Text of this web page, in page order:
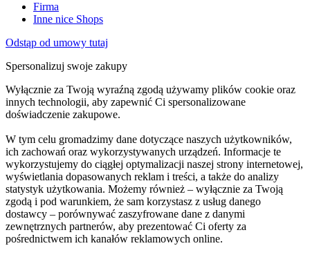
Firma
Inne nice Shops
Odstąp od umowy tutaj
Spersonalizuj swoje zakupy
Wyłącznie za Twoją wyraźną zgodą używamy plików cookie oraz
innych technologii, aby zapewnić Ci spersonalizowane
doświadczenie zakupowe.
W tym celu gromadzimy dane dotyczące naszych użytkowników,
ich zachowań oraz wykorzystywanych urządzeń. Informacje te
wykorzystujemy do ciągłej optymalizacji naszej strony internetowej,
wyświetlania dopasowanych reklam i treści, a także do analizy
statystyk użytkowania. Możemy również – wyłącznie za Twoją
zgodą i pod warunkiem, że sam korzystasz z usług danego
dostawcy – porównywać zaszyfrowane dane z danymi
zewnętrznych partnerów, aby prezentować Ci oferty za
pośrednictwem ich kanałów reklamowych online.